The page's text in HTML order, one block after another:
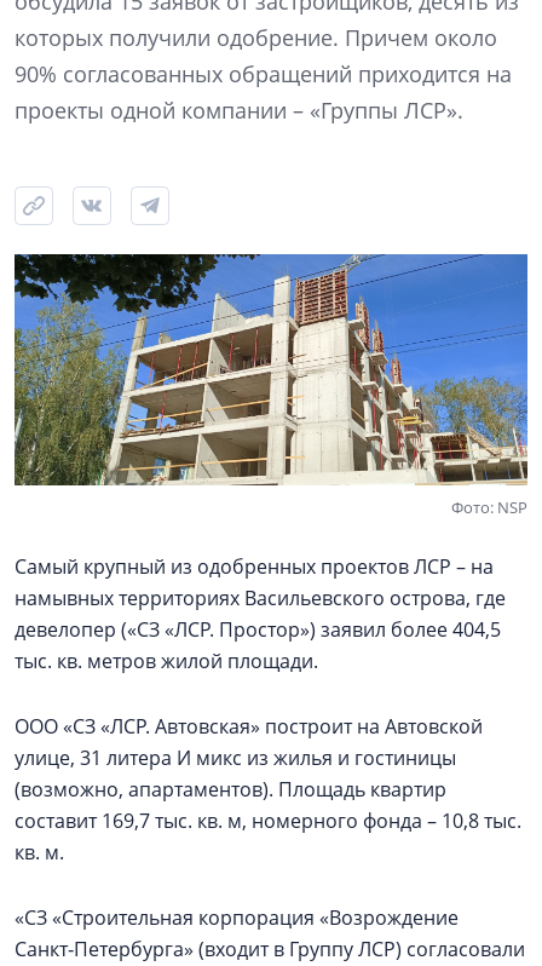
которых получили одобрение. Причем около
90% согласованных обращений приходится на
проекты одной компании – «Группы ЛСР».
Фото: NSP
Самый крупный из одобренных проектов ЛСР – на
намывных территориях Васильевского острова, где
девелопер («СЗ «ЛСР. Простор») заявил более 404,5
тыс. кв. метров жилой площади.
ООО «СЗ «ЛСР. Автовская» построит на Автовской
улице, 31 литера И микс из жилья и гостиницы
(возможно, апартаментов). Площадь квартир
составит 169,7 тыс. кв. м, номерного фонда – 10,8 тыс.
кв. м.
«СЗ «Строительная корпорация «Возрождение
Санкт‑Петербурга» (входит в Группу ЛСР) согласовали